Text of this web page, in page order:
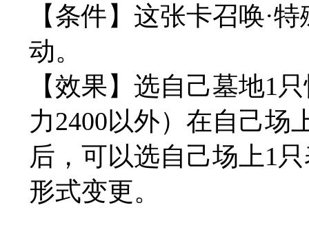
【条件】这张卡召唤·
动。
【效果】选自己墓地1
力2400以外）在自己场
后，可以选自己场上1
形式变更。